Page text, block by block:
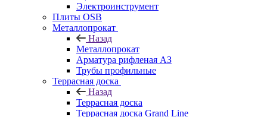
Электроинструмент
Плиты OSB
Металлопрокат
Назад
Металлопрокат
Арматура рифленая АЗ
Трубы профильные
Террасная доска
Назад
Террасная доска
Террасная доска Grand Line